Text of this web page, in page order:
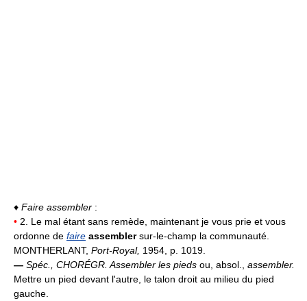
♦ Faire assembler :
• 2. Le mal étant sans remède, maintenant je vous prie et vous
ordonne de faire assemblersur-le-champ la communauté.
MONTHERLANT, Port-Royal, 1954, p. 1019.
— Spéc., CHORÉGR. Assembler les pieds ou, absol., assembler.
Mettre un pied devant l'autre, le talon droit au milieu du pied
gauche.